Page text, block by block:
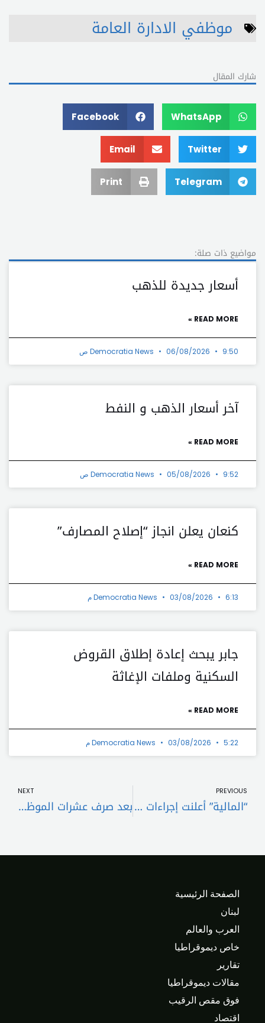
موظفي الادارة العامة
شارك المقال
WhatsApp
Facebook
Twitter
Email
Telegram
Print
مواضيع ذات صلة:
أسعار جديدة للذهب
READ MORE »
Democratia News 06/08/2026 9:50 ص
آخر أسعار الذهب و النفط
READ MORE »
Democratia News 05/08/2026 9:52 ص
كنعان يعلن انجاز “إصلاح المصارف”
READ MORE »
Democratia News 03/08/2026 6:13 م
جابر يبحث إعادة إطلاق القروض
السكنية وملفات الإغاثة
READ MORE »
Democratia News 03/08/2026 5:22 م
PREVIOUS
“المالية” أعلنت إجراءات مهل الاعتراض على ضرائب الأملاك المبنية وكيفية تسديدها
NEXT
بعد صرف عشرات الموظفين في بنك “سوسيتيه جنرال”
الصفحة الرئيسية
لبنان
العرب والعالم
خاص ديموقراطيا
تقارير
مقالات ديموقراطيا
فوق مقص الرقيب
اقتصاد